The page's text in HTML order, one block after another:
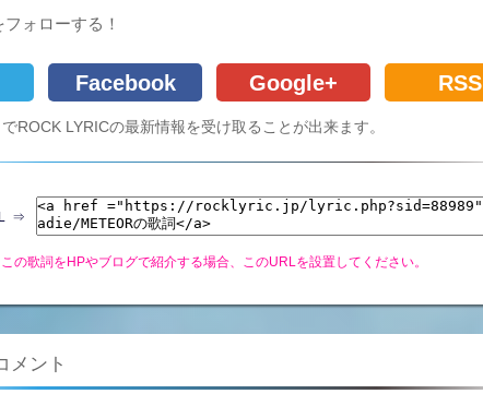
ォローする！
Facebook Google+ RSS
ROCK LYRICの最新情報を受け取ることが出来ます。
⇒
の歌詞をHPやブログで紹介する場合、このURLを設置してください。
メント